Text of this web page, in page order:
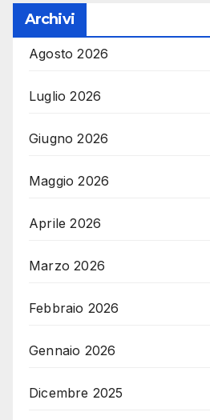
Archivi
Agosto 2026
Luglio 2026
Giugno 2026
Maggio 2026
Aprile 2026
Marzo 2026
Febbraio 2026
Gennaio 2026
Dicembre 2025